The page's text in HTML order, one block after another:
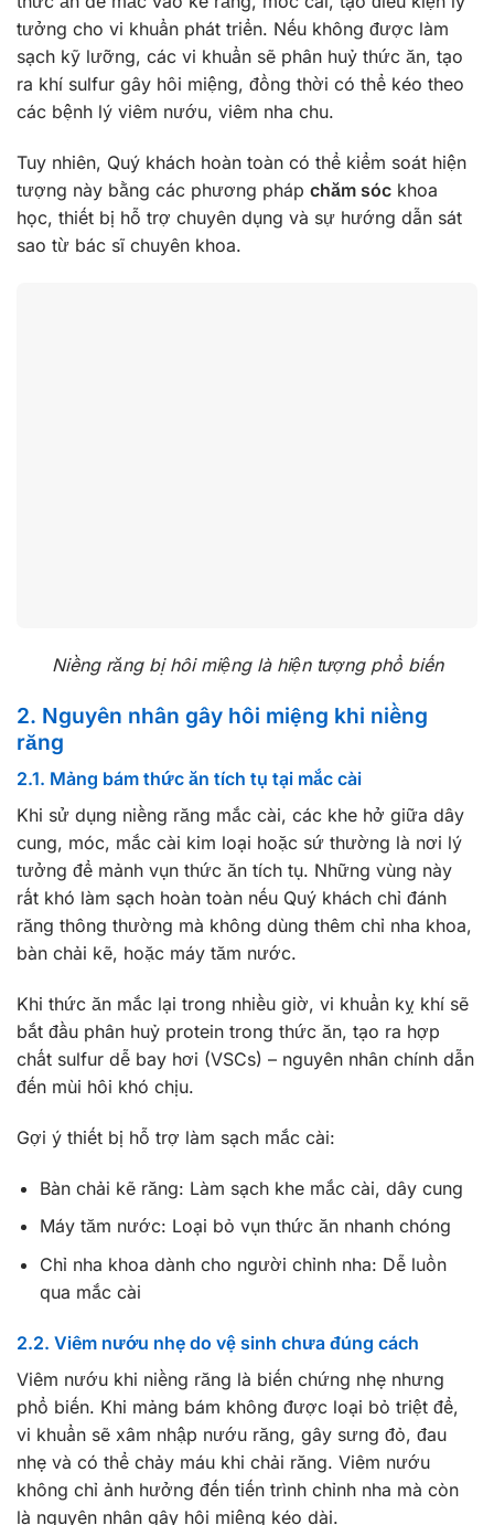
tưởng cho vi khuẩn phát triển. Nếu không được làm
sạch kỹ lưỡng, các vi khuẩn sẽ phân huỷ thức ăn, tạo
ra khí sulfur gây hôi miệng, đồng thời có thể kéo theo
các bệnh lý viêm nướu, viêm nha chu.
Tuy nhiên, Quý khách hoàn toàn có thể kiểm soát hiện
tượng này bằng các phương pháp chăm sóc khoa
học, thiết bị hỗ trợ chuyên dụng và sự hướng dẫn sát
sao từ bác sĩ chuyên khoa.
Niềng răng bị hôi miệng là hiện tượng phổ biến
2. Nguyên nhân gây hôi miệng khi niềng
răng
2.1. Mảng bám thức ăn tích tụ tại mắc cài
Khi sử dụng niềng răng mắc cài, các khe hở giữa dây
cung, móc, mắc cài kim loại hoặc sứ thường là nơi lý
tưởng để mảnh vụn thức ăn tích tụ. Những vùng này
rất khó làm sạch hoàn toàn nếu Quý khách chỉ đánh
răng thông thường mà không dùng thêm chỉ nha khoa,
bàn chải kẽ, hoặc máy tăm nước.
Khi thức ăn mắc lại trong nhiều giờ, vi khuẩn kỵ khí sẽ
bắt đầu phân huỷ protein trong thức ăn, tạo ra hợp
chất sulfur dễ bay hơi (VSCs) – nguyên nhân chính dẫn
đến mùi hôi khó chịu.
Gợi ý thiết bị hỗ trợ làm sạch mắc cài:
Bàn chải kẽ răng: Làm sạch khe mắc cài, dây cung
Máy tăm nước: Loại bỏ vụn thức ăn nhanh chóng
Chỉ nha khoa dành cho người chỉnh nha: Dễ luồn
qua mắc cài
2.2. Viêm nướu nhẹ do vệ sinh chưa đúng cách
Viêm nướu khi niềng răng là biến chứng nhẹ nhưng
phổ biến. Khi mảng bám không được loại bỏ triệt để,
vi khuẩn sẽ xâm nhập nướu răng, gây sưng đỏ, đau
nhẹ và có thể chảy máu khi chải răng. Viêm nướu
không chỉ ảnh hưởng đến tiến trình chỉnh nha mà còn
là nguyên nhân gây hôi miệng kéo dài.